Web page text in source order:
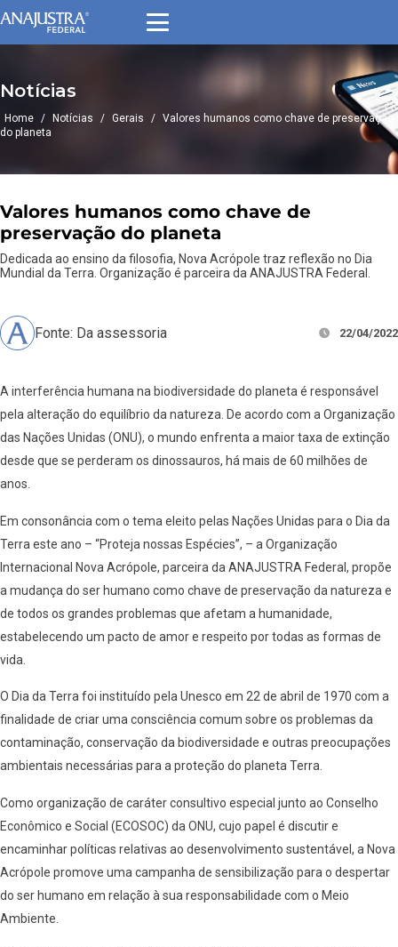
Notícias
Home / Notícias / Gerais / Valores humanos como chave de preservação
do planeta
Valores humanos como chave de
preservação do planeta
Dedicada ao ensino da filosofia, Nova Acrópole traz reflexão no Dia
Mundial da Terra. Organização é parceira da ANAJUSTRA Federal.
Fonte: Da assessoria 22/04/2022
A interferência humana na biodiversidade do planeta é responsável
pela alteração do equilíbrio da natureza. De acordo com a Organização
das Nações Unidas (ONU), o mundo enfrenta a maior taxa de extinção
desde que se perderam os dinossauros, há mais de 60 milhões de
anos.
Em consonância com o tema eleito pelas Nações Unidas para o Dia da
Terra este ano – “Proteja nossas Espécies”, – a Organização
Internacional Nova Acrópole, parceira da ANAJUSTRA Federal, propõe
a mudança do ser humano como chave de preservação da natureza e
de todos os grandes problemas que afetam a humanidade,
estabelecendo um pacto de amor e respeito por todas as formas de
vida.
O Dia da Terra foi instituído pela Unesco em 22 de abril de 1970 com a
finalidade de criar uma consciência comum sobre os problemas da
contaminação, conservação da biodiversidade e outras preocupações
ambientais necessárias para a proteção do planeta Terra.
Como organização de caráter consultivo especial junto ao Conselho
Econômico e Social (ECOSOC) da ONU, cujo papel é discutir e
encaminhar políticas relativas ao desenvolvimento sustentável, a Nova
Acrópole promove uma campanha de sensibilização para o despertar
do ser humano em relação à sua responsabilidade com o Meio
Ambiente.